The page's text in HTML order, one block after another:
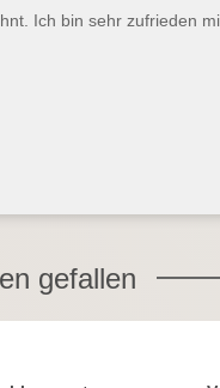
Ich bin sehr zufrieden
gefallen